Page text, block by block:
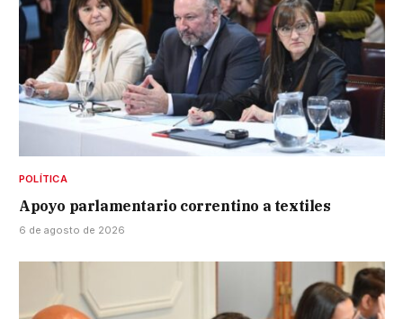
POLÍTICA
Apoyo parlamentario correntino a textiles
6 de agosto de 2026